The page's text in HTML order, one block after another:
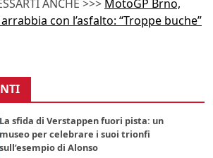
ANCHE >>> MotoGP Brno,
con l’asfalto: “Troppe buche”
La sfida di Verstappen fuori pista: un
museo per celebrare i suoi trionfi
sull’esempio di Alonso